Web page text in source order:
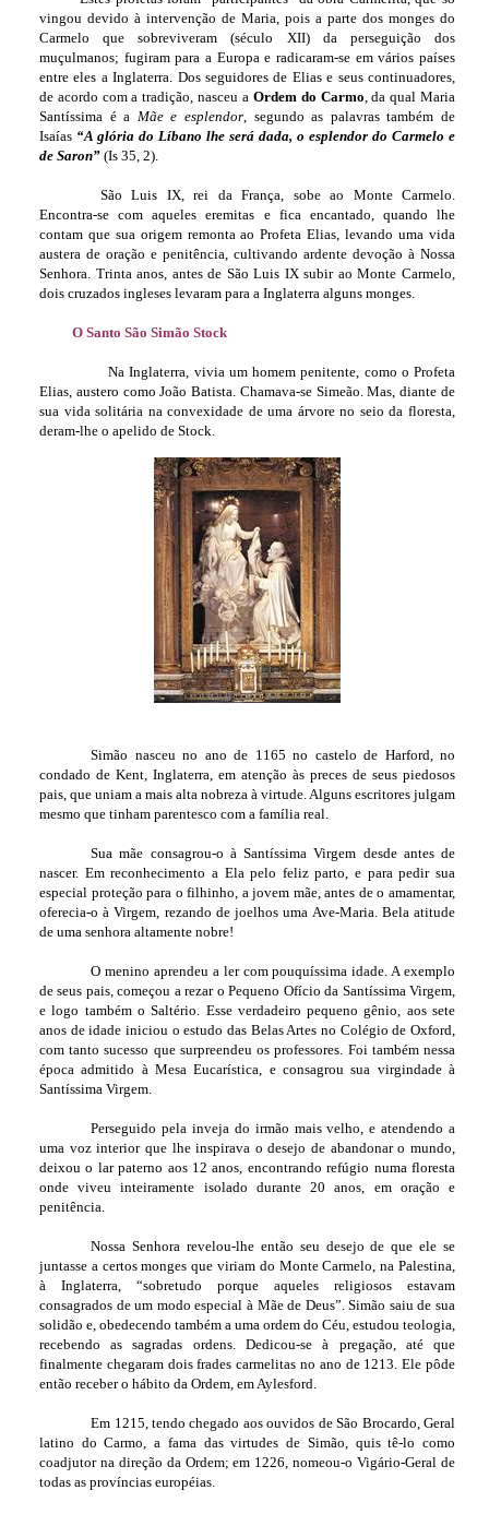
vingou devido à intervenção de Maria, pois a parte dos monges do
Carmelo que sobreviveram (século XII) da perseguição dos
muçulmanos; fugiram para a Europa e radicaram-se em vários países
entre eles a Inglaterra. Dos seguidores de Elias e seus continuadores,
de acordo com a tradição, nasceu a Ordem do Carmo, da qual Maria
Santíssima é a Mãe e esplendor, segundo as palavras também de
Isaías “A glória do Líbano lhe será dada, o esplendor do Carmelo e
de Saron” (Is 35, 2).
São Luis IX, rei da França, sobe ao Monte Carmelo.
Encontra-se com aqueles eremitas e fica encantado, quando lhe
contam que sua origem remonta ao Profeta Elias, levando uma vida
austera de oração e penitência, cultivando ardente devoção à Nossa
Senhora. Trinta anos, antes de São Luis IX subir ao Monte Carmelo,
dois cruzados ingleses levaram para a Inglaterra alguns monges.
O Santo São Simão Stock
Na Inglaterra, vivia um homem penitente, como o Profeta
Elias, austero como João Batista. Chamava-se Simeão. Mas, diante de
sua vida solitária na convexidade de uma árvore no seio da floresta,
deram-lhe o apelido de Stock.
Simão nasceu no ano de 1165 no castelo de Harford, no
condado de Kent, Inglaterra, em atenção às preces de seus piedosos
pais, que uniam a mais alta nobreza à virtude. Alguns escritores julgam
mesmo que tinham parentesco com a família real.
Sua mãe consagrou-o à Santíssima Virgem desde antes de
nascer. Em reconhecimento a Ela pelo feliz parto, e para pedir sua
especial proteção para o filhinho, a jovem mãe, antes de o amamentar,
oferecia-o à Virgem, rezando de joelhos uma Ave-Maria. Bela atitude
de uma senhora altamente nobre!
O menino aprendeu a ler com pouquíssima idade. A exemplo
de seus pais, começou a rezar o Pequeno Ofício da Santíssima Virgem,
e logo também o Saltério. Esse verdadeiro pequeno gênio, aos sete
anos de idade iniciou o estudo das Belas Artes no Colégio de Oxford,
com tanto sucesso que surpreendeu os professores. Foi também nessa
época admitido à Mesa Eucarística, e consagrou sua virgindade à
Santíssima Virgem.
Perseguido pela inveja do irmão mais velho, e atendendo a
uma voz interior que lhe inspirava o desejo de abandonar o mundo,
deixou o lar paterno aos 12 anos, encontrando refúgio numa floresta
onde viveu inteiramente isolado durante 20 anos, em oração e
penitência.
Nossa Senhora revelou-lhe então seu desejo de que ele se
juntasse a certos monges que viriam do Monte Carmelo, na Palestina,
à Inglaterra, “sobretudo porque aqueles religiosos estavam
consagrados de um modo especial à Mãe de Deus”. Simão saiu de sua
solidão e, obedecendo também a uma ordem do Céu, estudou teologia,
recebendo as sagradas ordens. Dedicou-se à pregação, até que
finalmente chegaram dois frades carmelitas no ano de 1213. Ele pôde
então receber o hábito da Ordem, em Aylesford.
Em 1215, tendo chegado aos ouvidos de São Brocardo, Geral
latino do Carmo, a fama das virtudes de Simão, quis tê-lo como
coadjutor na direção da Ordem; em 1226, nomeou-o Vigário-Geral de
todas as províncias européias.